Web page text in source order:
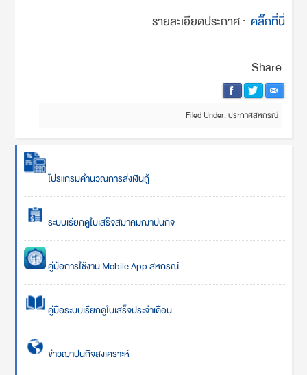
รายละเอียดประกาศ : คลิ๊กที่นี่
Share:
Filed Under:ประกาศสหกรณ์
โปรแกรมคำนวณการส่งเงินกู้
ระบบเรียกดูใบเสร็จสมาคมฌาปนกิจ
คู่มือการใช้งาน Mobile App สหกรณ์
คู่มือระบบเรียกดูใบเสร็จประจำเดือน
ข่าวฌาปนกิจสงเคราะห์